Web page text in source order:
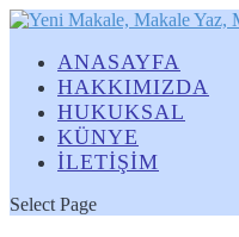
ANASAYFA
HAKKIMIZDA
HUKUKSAL
KÜNYE
İLETİŞİM
Select Page